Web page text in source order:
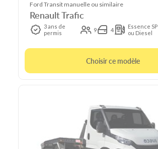
Ford Transit manuelle ou similaire
Renault Trafic
3 ans de
permis
9 4
Essence SP
ou Diesel
Choisir ce modèle